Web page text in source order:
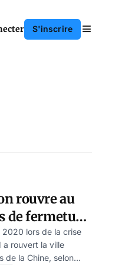
S'inscrire
rouvre au
de fermeture
2020 lors de la crise
a rouvert la ville
de la Chine, selon